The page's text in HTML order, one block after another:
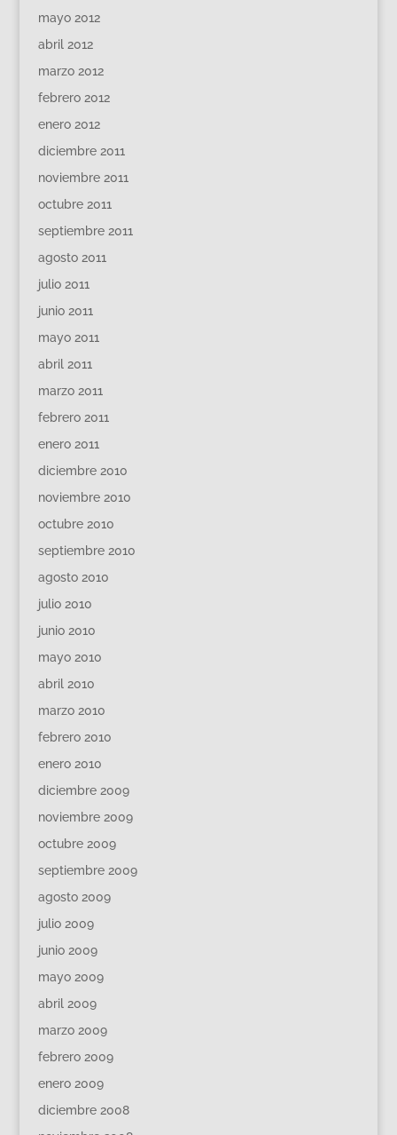
mayo 2012
abril 2012
marzo 2012
febrero 2012
enero 2012
diciembre 2011
noviembre 2011
octubre 2011
septiembre 2011
agosto 2011
julio 2011
junio 2011
mayo 2011
abril 2011
marzo 2011
febrero 2011
enero 2011
diciembre 2010
noviembre 2010
octubre 2010
septiembre 2010
agosto 2010
julio 2010
junio 2010
mayo 2010
abril 2010
marzo 2010
febrero 2010
enero 2010
diciembre 2009
noviembre 2009
octubre 2009
septiembre 2009
agosto 2009
julio 2009
junio 2009
mayo 2009
abril 2009
marzo 2009
febrero 2009
enero 2009
diciembre 2008